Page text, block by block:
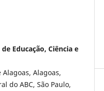
Educação, Ciência e
Alagoas,
do ABC, São Paulo,